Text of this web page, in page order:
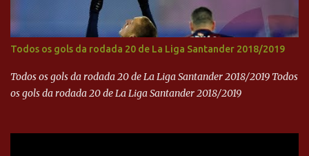
Todos os gols da rodada 20 de La Liga Santander 2018/2019
Todos os gols da rodada 20 de La Liga Santander 2018/2019 Todos
os gols da rodada 20 de La Liga Santander 2018/2019